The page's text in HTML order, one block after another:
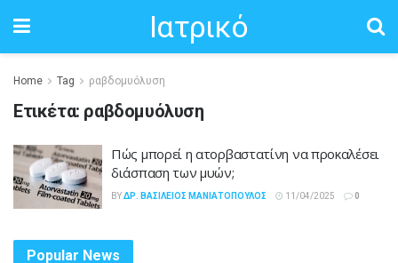
Ιατρικό
Home Tag ραβδομυόλυση
Ετικέτα: ραβδομυόλυση
Πώς μπορεί η ατορβαστατίνη να προκαλέσει
διάσπαση των μυών;
BYΔΡ. ΒΑΣΊΛΕΙΟΣ ΜΑΝΙΑΤΌΠΟΥΛΟΣ 11/04/2025 0
Popular News